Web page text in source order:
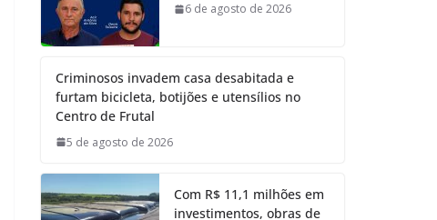
6 de agosto de 2026
Criminosos invadem casa desabitada e
furtam bicicleta, botijões e utensílios no
Centro de Frutal
5 de agosto de 2026
Com R$ 11,1 milhões em
investimentos, obras de